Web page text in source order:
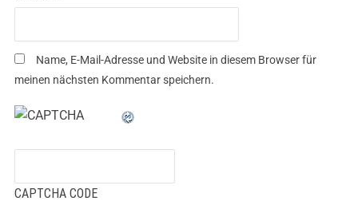
Name, E-Mail-Adresse und Website in diesem Browser für
meinen nächsten Kommentar speichern.
CAPTCHA CODE